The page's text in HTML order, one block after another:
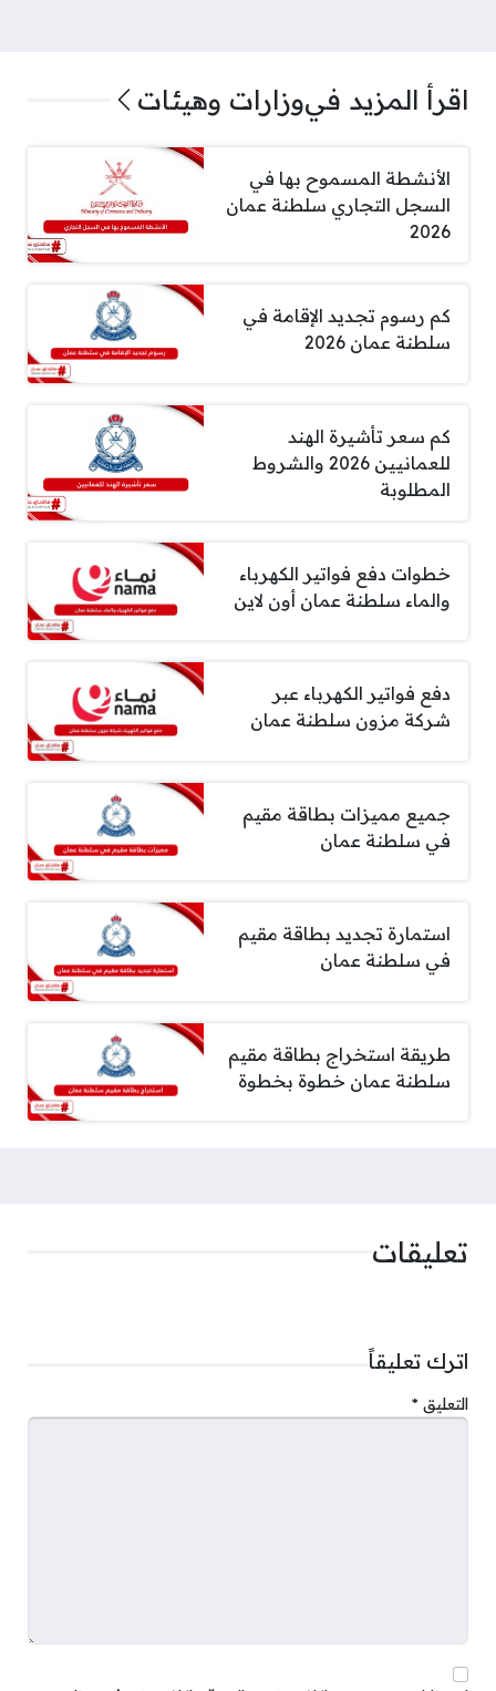
اقرأ المزيد فيوزارات وهيئات
الأنشطة المسموح بها في
السجل التجاري سلطنة عمان
2026
كم رسوم تجديد الإقامة في
سلطنة عمان 2026
كم سعر تأشيرة الهند
للعمانيين 2026 والشروط
المطلوبة
خطوات دفع فواتير الكهرباء
والماء سلطنة عمان أون لاين
دفع فواتير الكهرباء عبر
شركة مزون سلطنة عمان
جميع مميزات بطاقة مقيم
في سلطنة عمان
استمارة تجديد بطاقة مقيم
في سلطنة عمان
طريقة استخراج بطاقة مقيم
سلطنة عمان خطوة بخطوة
تعليقات
اترك تعليقاً
التعليق *